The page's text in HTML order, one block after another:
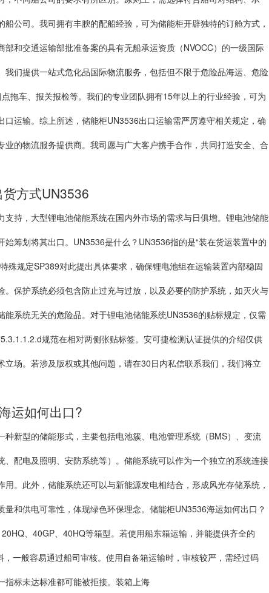
公司。我司拥有丰腴的配船经验，可为储能柜开辟独特的订舱方式，
和交通运输部批准备案的具有无船承运资质（NVOCC）的一级国际
们提供一站式危化品国际物流服务，包括但不限于危险品海运、危险
拖车、报关报检等。我们的专业团队拥有15年以上的行业经验，可为
运输。综上所述，储能柜UN3536出口运输需严厉遵守相关规定，确
的物流服务提供商。我司愿与广大客户携手合作，共同打造安全、合
方式UN3536
持，大型锂电池储能系统在国内外市场的需求与日俱增。锂电池储能
筹划将其出口。UN3536是什么？UN3536指的是“装在货运装置中的
殊规定SP389对此提出具体要求，确保锂电池组在运输装置内部稳固
保护系统必须包含防止过充与过放，以及必要的防护系统，如灭火与
系统无关的危险品。对于锂电池储能系统UN3536的贴标规定，仅需
规范在相对两侧张贴标签。安可捷检测认证提供的介绍仅供
场。若涉及版权或其他问题，请在30日内私信联系我们，我们将立
运如何出口?
新型的储能形式，主要包括电池簇、电池管理系统（BMS）、变流
配电及照明、安防系统等）。储能系统可以作为一个独立的系统连接
。此外，储能系统还可以与新能源发电相结合，形成风光存储系统，
和供电可靠性，体现绿色环保理念。储能柜UN3536海运如何出口？
、40GP、40HQ等箱型。若使用船东箱运输，并能提供齐全的
一般容易通过船司审核。使用自备箱运输时，审核较严，需经过码
指标未达标准都可能被拒接。装箱上海